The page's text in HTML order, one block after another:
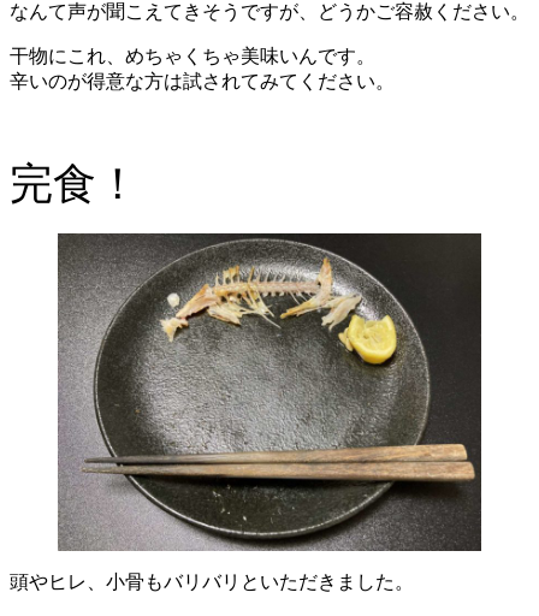
なんて声が聞こえてきそうですが、どうかご容赦ください。
干物にこれ、めちゃくちゃ美味いんです。
辛いのが得意な方は試されてみてください。
完食！
頭やヒレ、小骨もバリバリといただきました。